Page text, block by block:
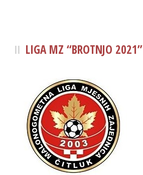
LIGA MZ “BROTNJO 2021”